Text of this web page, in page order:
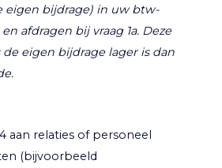
eigen bijdrage) in uw btw-
afdragen bij vraag 1a. Deze
eigen bijdrage lager is dan
aan relaties of personeel
(bijvoorbeeld